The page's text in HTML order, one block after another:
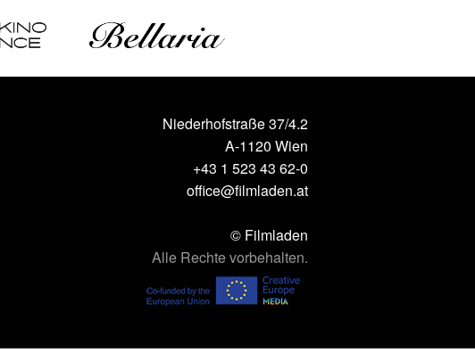
Niederhofstraße 37/4.2
A-1120 Wien
+43 1 523 43 62-0
office@filmladen.at
© Filmladen
Alle Rechte vorbehalten.